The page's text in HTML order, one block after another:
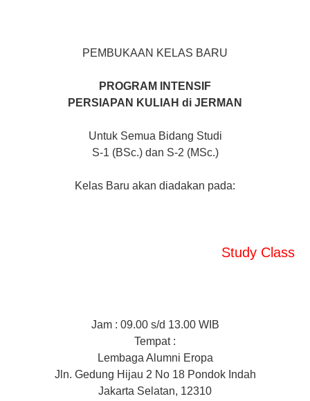
PEMBUKAAN KELAS BARU
PROGRAM INTENSIF
PERSIAPAN KULIAH di JERMAN
Untuk Semua Bidang Studi
S-1 (BSc.) dan S-2 (MSc.)
Kelas Baru akan diadakan pada:
Study Class dan
Jam : 09.00 s/d 13.00 WIB
Tempat :
Lembaga Alumni Eropa
Jln. Gedung Hijau 2 No 18 Pondok Indah
Jakarta Selatan, 12310